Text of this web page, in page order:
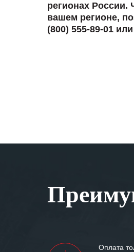
регионах России.
вашем регионе,
(800) 555-89-01
Оплата